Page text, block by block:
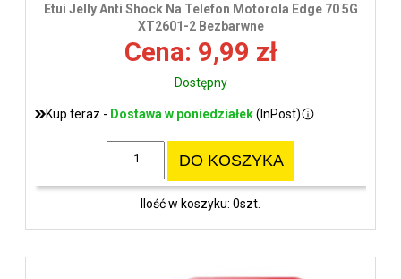
Etui Jelly Anti Shock Na Telefon Motorola Edge 70 5G
XT2601-2 Bezbarwne
Cena: 9,99 zł
Dostępny
Kup teraz - Dostawa w poniedziałek(InPost)
DO KOSZYKA
Ilość w koszyku: 0szt.